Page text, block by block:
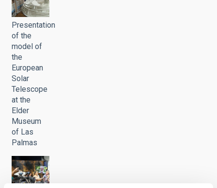
Presentation
of the
model of
the
European
Solar
Telescope
at the
Elder
Museum
of Las
Palmas